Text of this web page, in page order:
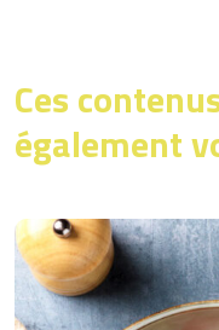
Ces
également